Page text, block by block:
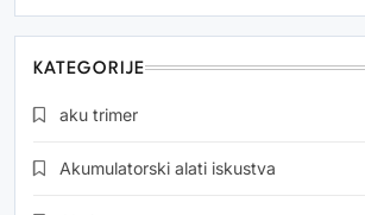
KATEGORIJE
aku trimer
Akumulatorski alati iskustva